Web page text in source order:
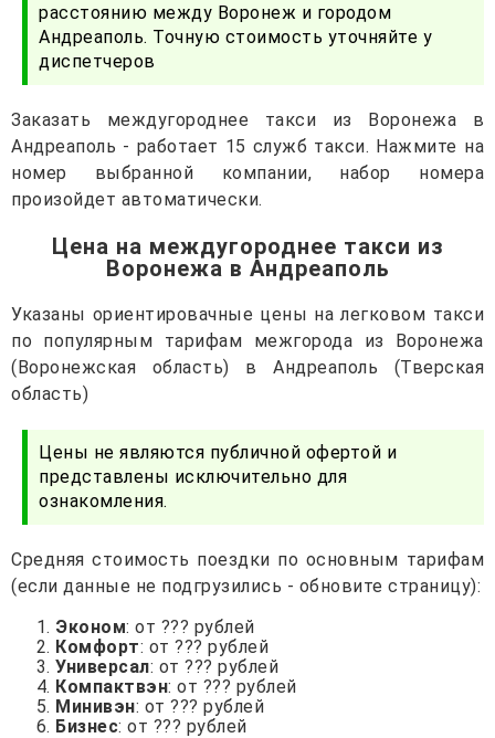
расстоянию между Воронеж и городом
Андреаполь. Точную стоимость уточняйте у
диспетчеров
Заказать междугороднее такси из Воронежа в
Андреаполь - работает 15 служб такси. Нажмите на
номер выбранной компании, набор номера
произойдет автоматически.
Цена на междугороднее такси из
Воронежа в Андреаполь
Указаны ориентировачные цены на легковом такси
по популярным тарифам межгорода из Воронежа
(Воронежская область) в Андреаполь (Тверская
область)
Цены не являются публичной офертой и
представлены исключительно для
ознакомления.
Средняя стоимость поездки по основным тарифам
(если данные не подгрузились - обновите страницу):
Эконом: от ??? рублей
Комфорт: от ??? рублей
Универсал: от ??? рублей
Компактвэн: от ??? рублей
Минивэн: от ??? рублей
Бизнес: от ??? рублей